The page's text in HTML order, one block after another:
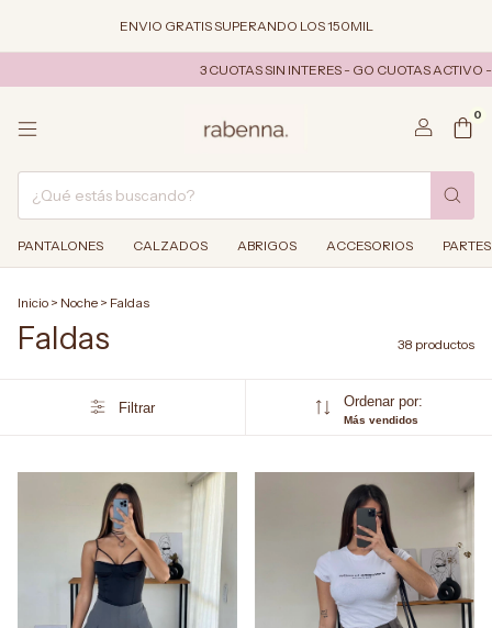
ENVIO GRATIS SUPERANDO LOS 150MIL
3 CUOTAS SIN INTERES - GO CUOTAS ACTIVO -
0
PANTALONES CALZADOS ABRIGOS ACCESORIOS
Inicio > Noche > Faldas
Faldas 38 productos
Filtrar Ordenar por:
Más vendidos